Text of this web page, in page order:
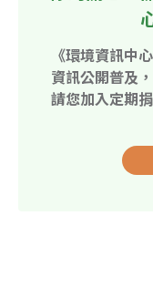
《環境資訊中
資訊公開普及
請您加入定期